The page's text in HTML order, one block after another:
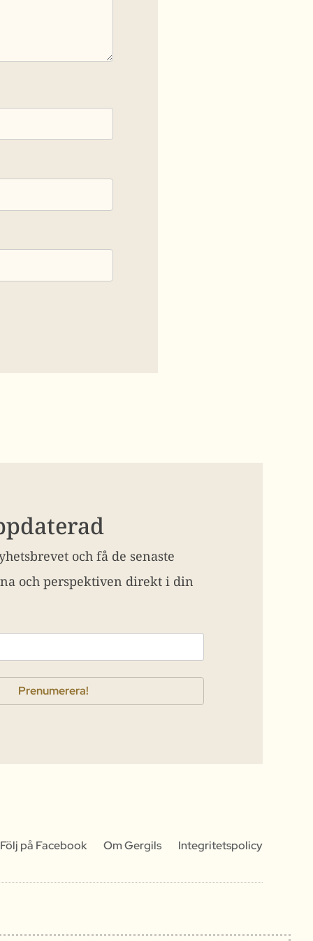
och få de senaste
och perspektiven direkt i din
Följ på Facebook Om Gergils Integritetspolicy